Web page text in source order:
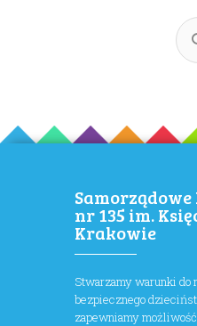
nr 135 im.
Krakowie
Stwarzamy warunki do
bezpiecznego
zapewniamy możliwość